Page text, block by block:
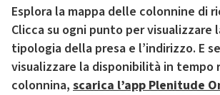
Esplora la mappa delle colonnine di
Clicca su ogni punto per visualizzare
tipologia della presa e l’indirizzo. E
visualizzare la disponibilità in tempo
colonnina, scarica l’app Plenitude